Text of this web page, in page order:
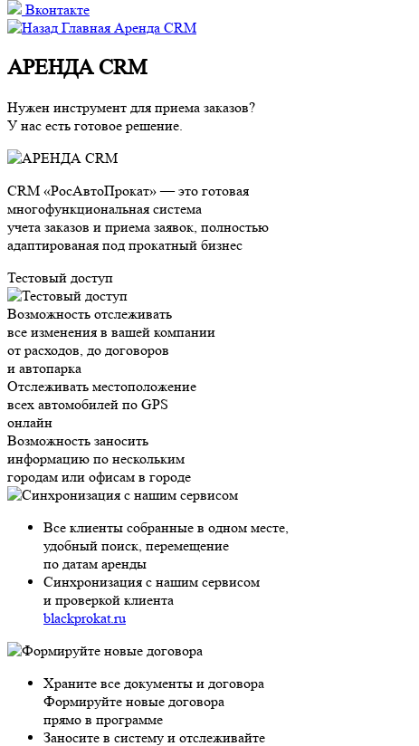
Вконтакте
Главная Аренда CRM
АРЕНДА CRM
Нужен инструмент для приема заказов?
У нас есть готовое решение.
CRM «РосАвтоПрокат» — это готовая
многофункциональная система
учета заказов и приема заявок, полностью
адаптированая под прокатный бизнес
Тестовый доступ
Возможность отслеживать
все изменения в вашей компании
от расходов, до договоров
и автопарка
Отслеживать местоположение
всех автомобилей по GPS
онлайн
Возможность заносить
информацию по нескольким
городам или офисам в городе
Все клиенты собранные в одном месте,
удобный поиск, перемещение
по датам аренды
Синхронизация с нашим сервисом
и проверкой клиента
blackprokat.ru
Храните все документы и договора
Формируйте новые договора
прямо в программе
Заносите в систему и отслеживайте